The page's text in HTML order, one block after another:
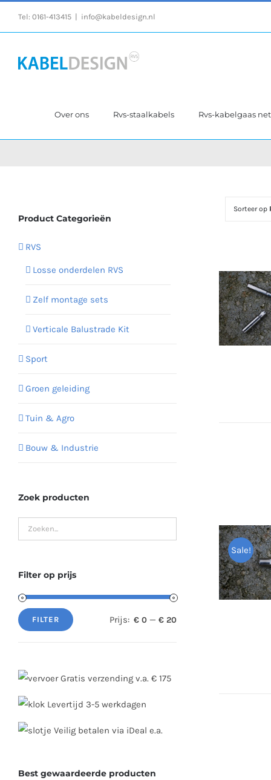
Tel: 0161-413415 info@kabeldesign.nl
Over ons Rvs-staalkabels Rvs-kabelgaas
Sorteer op
Sale!
Product Categorieën
RVS
Losse onderdelen RVS
Zelf montage sets
Verticale Balustrade Kit
Sport
Groen geleiding
Tuin & Agro
Bouw & Industrie
Zoek producten
Filter op prijs
Min.
Max.
FILTER Prijs: € 0 —€ 20
Gratis verzending v.a. € 175
Levertijd 3-5 werkdagen
Veilig betalen via iDeal e.a.
Best gewaardeerde producten